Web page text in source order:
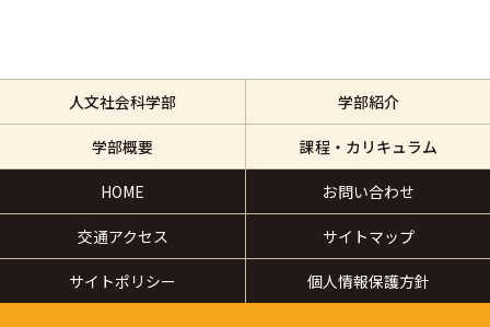
人文社会科学部 学部紹介
学部概要 課程・カリキュラム
HOME お問い合わせ
交通アクセス サイトマップ
サイトポリシー 個人情報保護方針